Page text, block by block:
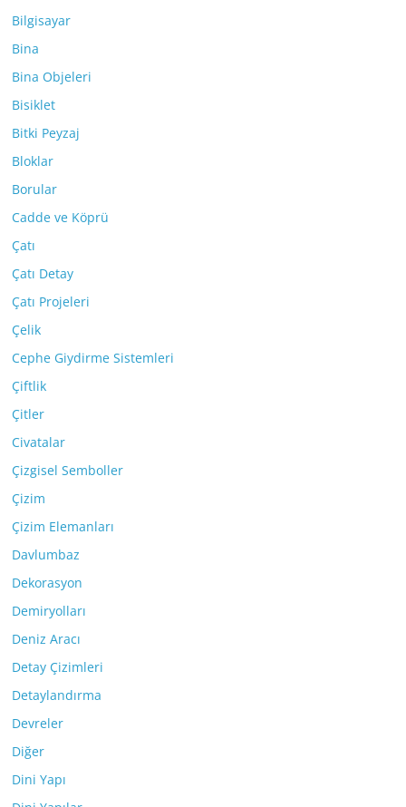
Bilgisayar
Bina
Bina Objeleri
Bisiklet
Bitki Peyzaj
Bloklar
Borular
Cadde ve Köprü
Çatı
Çatı Detay
Çatı Projeleri
Çelik
Cephe Giydirme Sistemleri
Çiftlik
Çitler
Civatalar
Çizgisel Semboller
Çizim
Çizim Elemanları
Davlumbaz
Dekorasyon
Demiryolları
Deniz Aracı
Detay Çizimleri
Detaylandırma
Devreler
Diğer
Dini Yapı